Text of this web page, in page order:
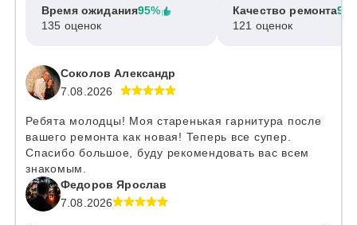
Время ожидания95%
135 оценок
Качество ремонта
121 оценок
Соколов Александр
7.08.2026
Ребята молодцы! Моя старенькая гарнитура после
вашего ремонта как новая! Теперь все супер.
Спасибо большое, буду рекомендовать вас всем
знакомым.
Федоров Ярослав
7.08.2026